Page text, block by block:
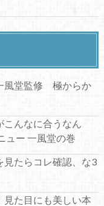
風堂監修 極からか
こんなに合うなん
ュー 一風堂の巻
見たらコレ確認、な3
見た目にも美しい本